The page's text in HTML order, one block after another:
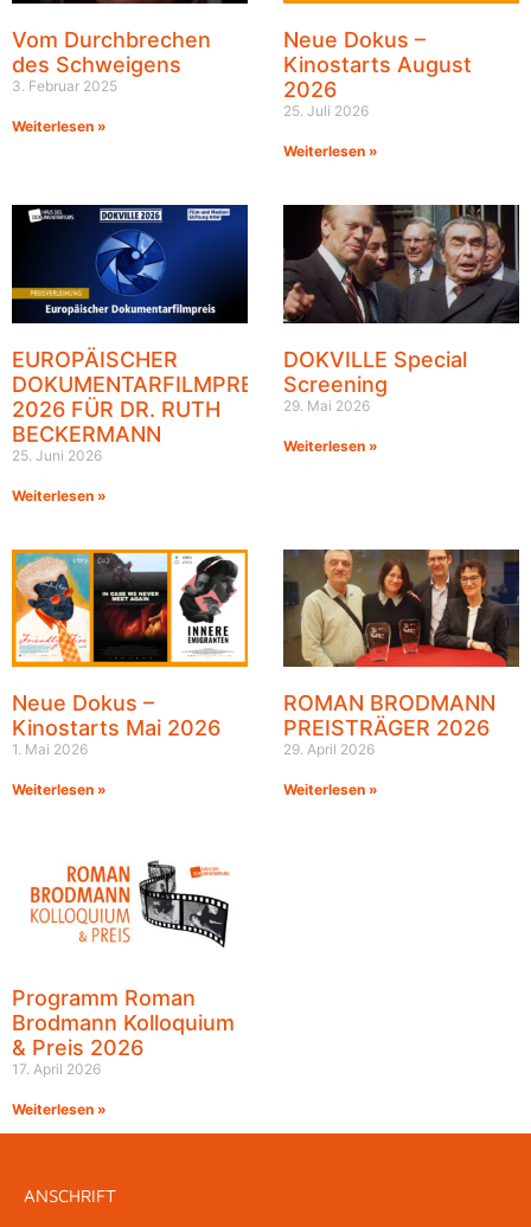
Vom Durchbrechen
des Schweigens
3. Februar 2025
Weiterlesen »
Neue Dokus –
Kinostarts August
2026
25. Juli 2026
Weiterlesen »
EUROPÄISCHER
DOKUMENTARFILMPREIS
2026 FÜR DR. RUTH
BECKERMANN
25. Juni 2026
Weiterlesen »
DOKVILLE Special
Screening
29. Mai 2026
Weiterlesen »
Neue Dokus –
Kinostarts Mai 2026
1. Mai 2026
Weiterlesen »
ROMAN BRODMANN
PREISTRÄGER 2026
29. April 2026
Weiterlesen »
Programm Roman
Brodmann Kolloquium
& Preis 2026
17. April 2026
Weiterlesen »
ANSCHRIFT